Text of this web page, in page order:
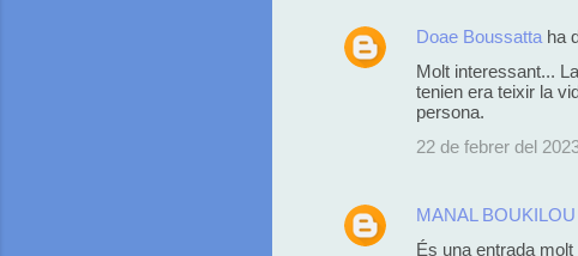
Doae Boussatta ha
Molt interessant...
tenien era teixir la
persona.
22 de febrer del
MANAL BOUKILOU
És una entrada